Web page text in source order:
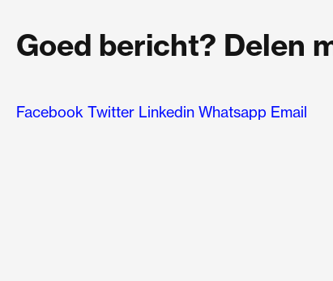
Goed bericht? Delen
Facebook Twitter Linkedin Whatsapp Email